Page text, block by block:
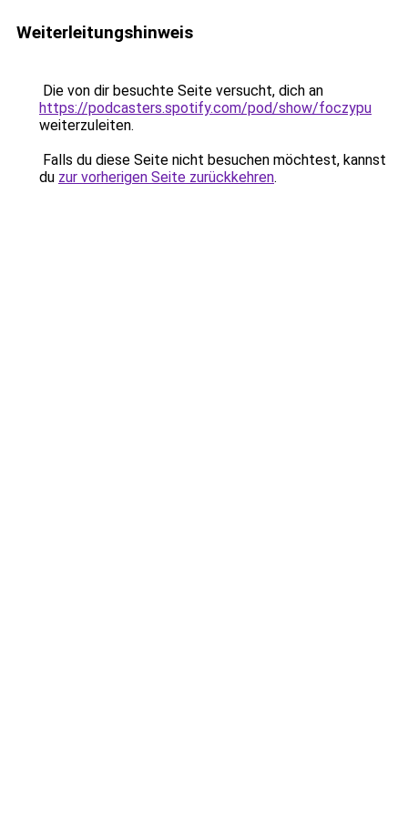
Weiterleitungshinweis
Die von dir besuchte Seite versucht, dich an
https://podcasters.spotify.com/pod/show/foczypu
weiterzuleiten.
Falls du diese Seite nicht besuchen möchtest, kannst
du zur vorherigen Seite zurückkehren.